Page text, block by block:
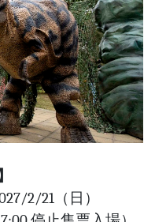
2/21（日）